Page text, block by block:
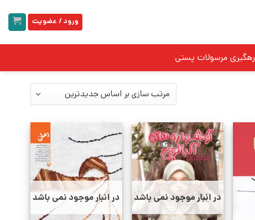
ورود / عضویت
رهگیری مرسولات پستی
در انبار موجود نمی باشد در انبار موجود نمی باشد